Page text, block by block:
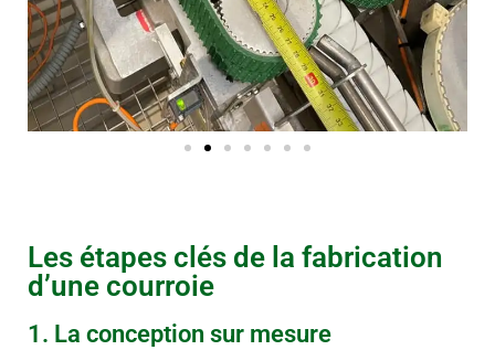
Les étapes clés de la fabrication
d’une courroie
1. La conception sur mesure